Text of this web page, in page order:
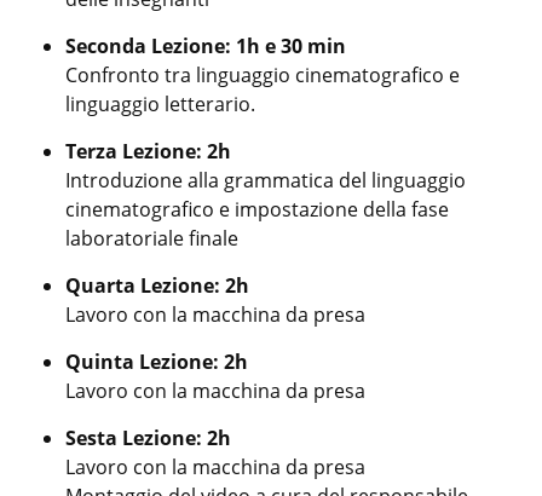
Seconda Lezione: 1h e 30 min
Confronto tra linguaggio cinematografico e
linguaggio letterario.
Terza Lezione: 2h
Introduzione alla grammatica del linguaggio
cinematografico e impostazione della fase
laboratoriale finale
Quarta Lezione: 2h
Lavoro con la macchina da presa
Quinta Lezione: 2h
Lavoro con la macchina da presa
Sesta Lezione: 2h
Lavoro con la macchina da presa